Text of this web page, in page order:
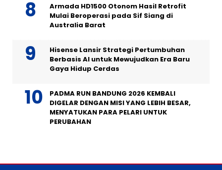
Armada HD1500 Otonom Hasil Retrofit
Mulai Beroperasi pada Sif Siang di
Australia Barat
Hisense Lansir Strategi Pertumbuhan
Berbasis AI untuk Mewujudkan Era Baru
Gaya Hidup Cerdas
PADMA RUN BANDUNG 2026 KEMBALI
DIGELAR DENGAN MISI YANG LEBIH BESAR,
MENYATUKAN PARA PELARI UNTUK
PERUBAHAN